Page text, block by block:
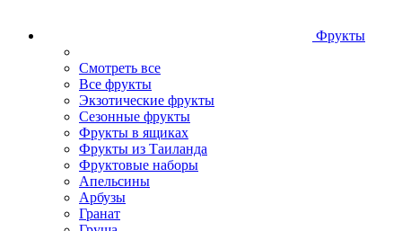
Фрукты
Смотреть все
Все фрукты
Экзотические фрукты
Сезонные фрукты
Фрукты в ящиках
Фрукты из Таиланда
Фруктовые наборы
Апельсины
Арбузы
Гранат